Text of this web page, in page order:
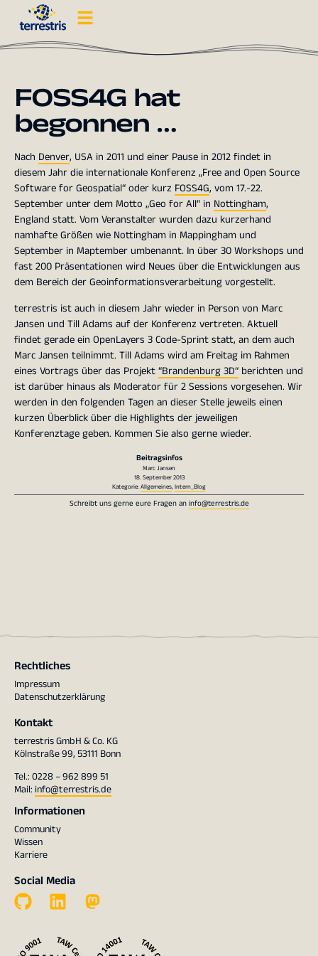
FOSS4G hat
begonnen …
Nach Denver, USA in 2011 und einer Pause in 2012 findet in
diesem Jahr die internationale Konferenz „Free and Open Source
Software for Geospatial“ oder kurz FOSS4G, vom 17.-22.
September unter dem Motto „Geo for All“ in Nottingham,
England statt. Vom Veranstalter wurden dazu kurzerhand
namhafte Größen wie Nottingham in Mappingham und
September in Maptember umbenannt. In über 30 Workshops und
fast 200 Präsentationen wird Neues über die Entwicklungen aus
dem Bereich der Geoinformationsverarbeitung vorgestellt.
terrestris ist auch in diesem Jahr wieder in Person von Marc
Jansen und Till Adams auf der Konferenz vertreten. Aktuell
findet gerade ein OpenLayers 3 Code-Sprint statt, an dem auch
Marc Jansen teilnimmt. Till Adams wird am Freitag im Rahmen
eines Vortrags über das Projekt“Brandenburg 3D“ berichten und
ist darüber hinaus als Moderator für 2 Sessions vorgesehen. Wir
werden in den folgenden Tagen an dieser Stelle jeweils einen
kurzen Überblick über die Highlights der jeweiligen
Konferenztage geben. Kommen Sie also gerne wieder.
Beitragsinfos
Marc Jansen
18. September 2013
Kategorie:Allgemeines,Intern_Blog
Schreibt uns gerne eure Fragen aninfo@terrestris.de
Rechtliches
Impressum
Datenschutzerklärung
Kontakt
terrestris GmbH & Co. KG
Kölnstraße 99, 53111 Bonn
Tel.: 0228 – 962 899 51
Mail: info@terrestris.de
Informationen
Community
Wissen
Karriere
Social Media